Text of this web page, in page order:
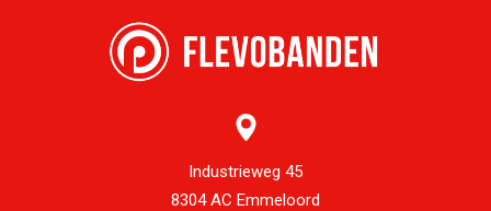
Industrieweg 45
8304 AC Emmeloord